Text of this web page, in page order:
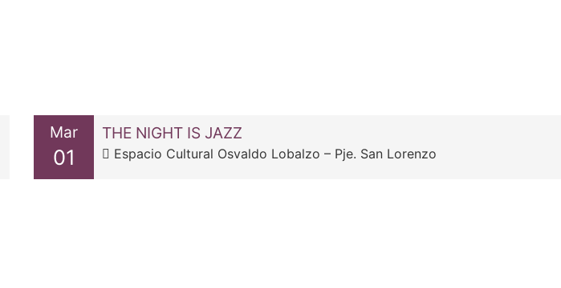
Mar
01
THE NIGHT IS JAZZ
Espacio Cultural Osvaldo Lobalzo – Pje. San Lorenzo